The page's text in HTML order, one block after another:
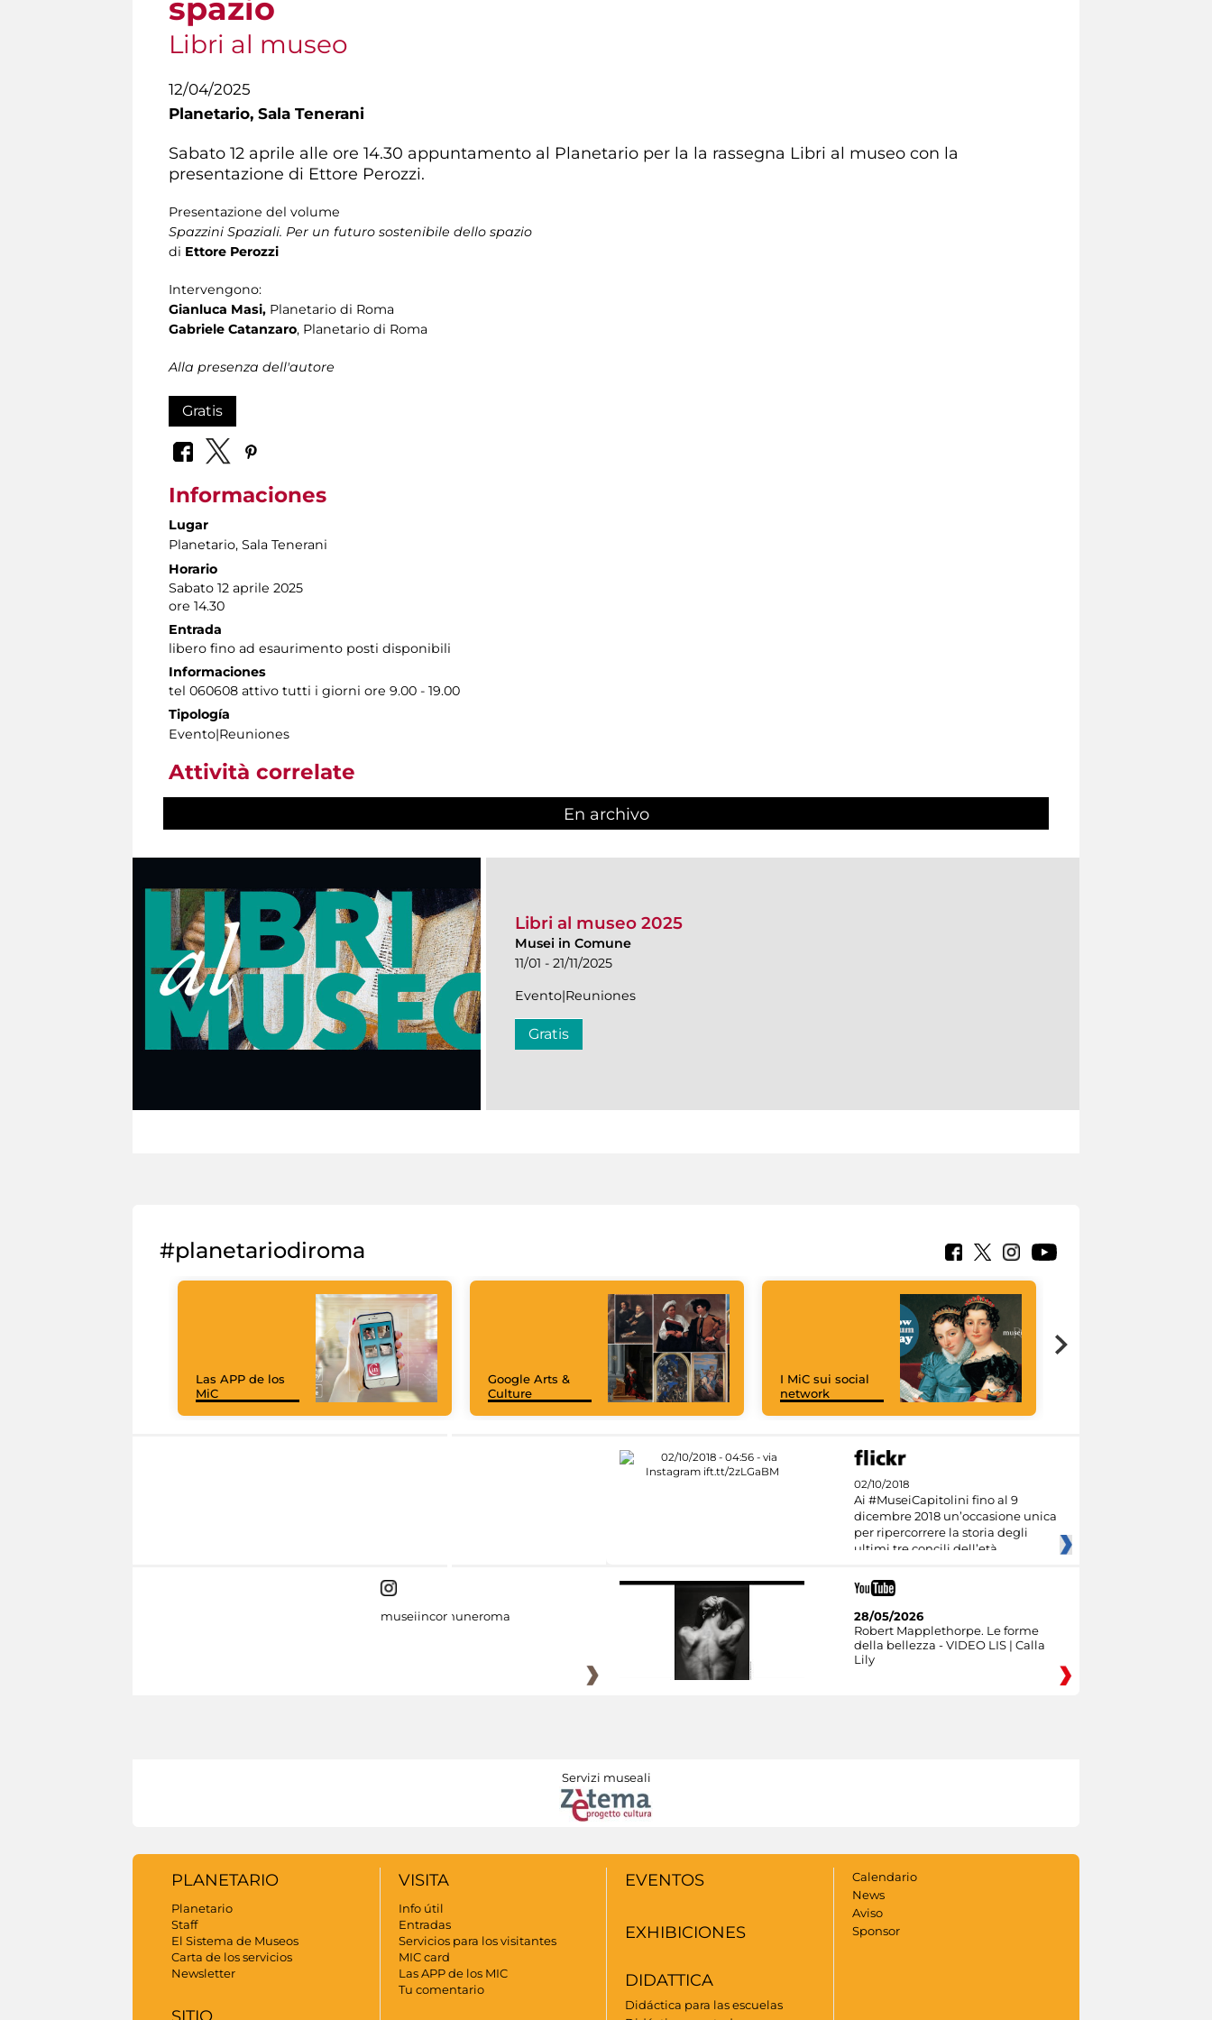
spazio
Libri al museo
12/04/2025
Planetario, Sala Tenerani
Sabato 12 aprile alle ore 14.30 appuntamento al Planetario per la la rassegna Libri al museo con la
presentazione di Ettore Perozzi.
Presentazione del volume
Spazzini Spaziali. Per un futuro sostenibile dello spazio
di Ettore Perozzi
Intervengono:
Gianluca Masi, Planetario di Roma
Gabriele Catanzaro, Planetario di Roma
Alla presenza dell'autore
Gratis
Informaciones
Lugar
Planetario, Sala Tenerani
Horario
Sabato 12 aprile 2025
ore 14.30
Entrada
libero fino ad esaurimento posti disponibili
Informaciones
tel 060608 attivo tutti i giorni ore 9.00 - 19.00
Tipología
Evento|Reuniones
Attività correlate
En archivo
Libri al museo 2025
Musei in Comune
11/01 - 21/11/2025
Evento|Reuniones
Gratis
#planetariodiroma
Las APP de los
MiC
Google Arts &
Culture
I MiC sui social
network
02/10/2018
Ai #MuseiCapitolini fino al 9
dicembre 2018 un’occasione unica
per ripercorrere la storia degli
ultimi tre concili dell’età
museiincomuneroma
28/05/2026
Robert Mapplethorpe. Le forme
della bellezza - VIDEO LIS | Calla
Lily
Servizi museali
PLANETARIO
Planetario
Staff
El Sistema de Museos
Carta de los servicios
Newsletter
SITIO
VISITA
Info útil
Entradas
Servicios para los visitantes
MIC card
Las APP de los MIC
Tu comentario
EVENTOS
EXHIBICIONES
DIDATTICA
Didáctica para las escuelas
Calendario
News
Aviso
Sponsor